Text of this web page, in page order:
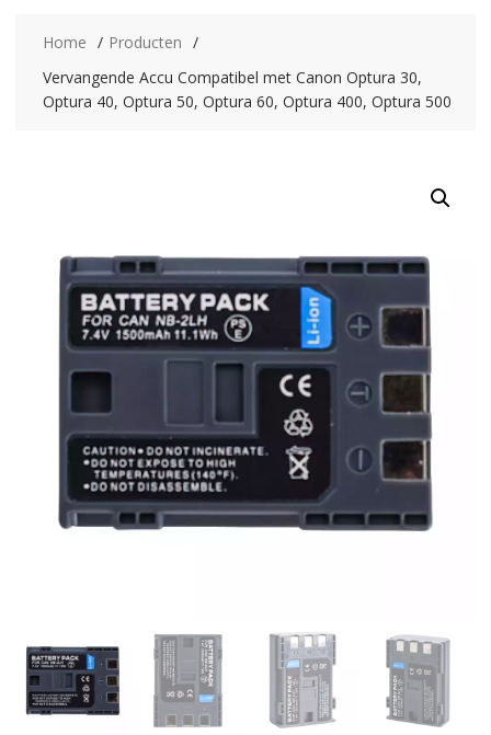
Home
Producten
Vervangende Accu Compatibel met Canon Optura 30,
Optura 40, Optura 50, Optura 60, Optura 400, Optura 500